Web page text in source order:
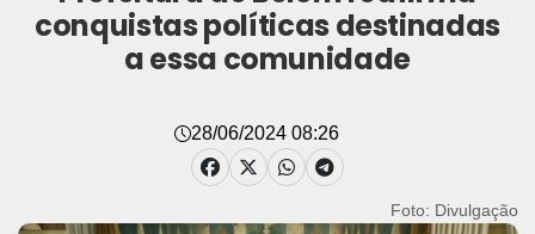
conquistas políticas destinadas
a essa comunidade
28/06/2024 08:26
Foto: Divulgação